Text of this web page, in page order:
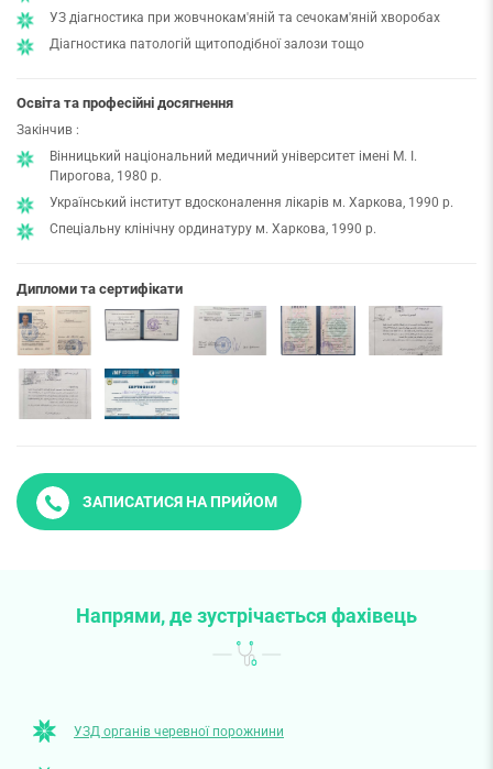
УЗ діагностика при жовчнокам'яній та сечокам'яній хворобах
Діагностика патологій щитоподібної залози тощо
Освіта та професійні досягнення
Закінчив :
Вінницький національний медичний університет імені М. І.
Пирогова, 1980 р.
Український інститут вдосконалення лікарів м. Харкова, 1990 р.
Спеціальну клінічну ординатуру м. Харкова, 1990 р.
Дипломи та сертифікати
ЗАПИСАТИСЯ НА ПРИЙОМ
Напрями, де зустрічається фахівець
УЗД органів черевної порожнини